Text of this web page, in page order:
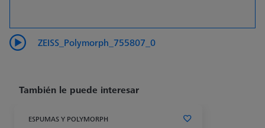
ZEISS_Polymorph_755807_0
También le puede interesar
ESPUMAS Y POLYMORPH